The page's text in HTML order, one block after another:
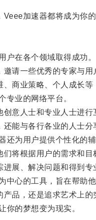
加速器都将成为你的
在各个领域取得成功。
一些优秀的专家与用
业策略、个人成长等
业的网络平台。
意人士和专业人士进行
与各行各业的人士分
为用户提供个性化的辅
根据用户的需求和目
、解决问题和得到专
心的工具，旨在帮助他
，还是追求艺术上的
的梦想变为现实。